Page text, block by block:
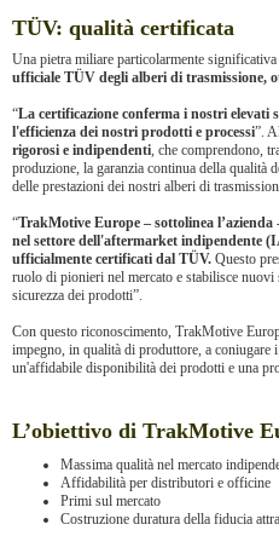
TÜV: qualità certificata
Una pietra miliare particolarmente
ufficiale TÜV degli alberi di trasmissione,
“La certificazione conferma i nostri elevati
l'efficienza dei nostri prodotti e processi”.
rigorosi e indipendenti, che comprendono,
produzione, la garanzia continua della qualità
delle prestazioni dei nostri alberi di
“TrakMotive Europe – sottolinea
nel settore dell'aftermarket indipendente
ufficialmente certificati dal TÜV. Questo
ruolo di pionieri nel mercato e stabilisce
sicurezza dei prodotti”.
Con questo riconoscimento, TrakMotive
impegno, in qualità di produttore, a coniugare
un'affidabile disponibilità dei prodotti e una
L’obiettivo di TrakMotive
Massima qualità nel mercato
Affidabilità per distributori e officine
Primi sul mercato
Costruzione duratura della fiducia